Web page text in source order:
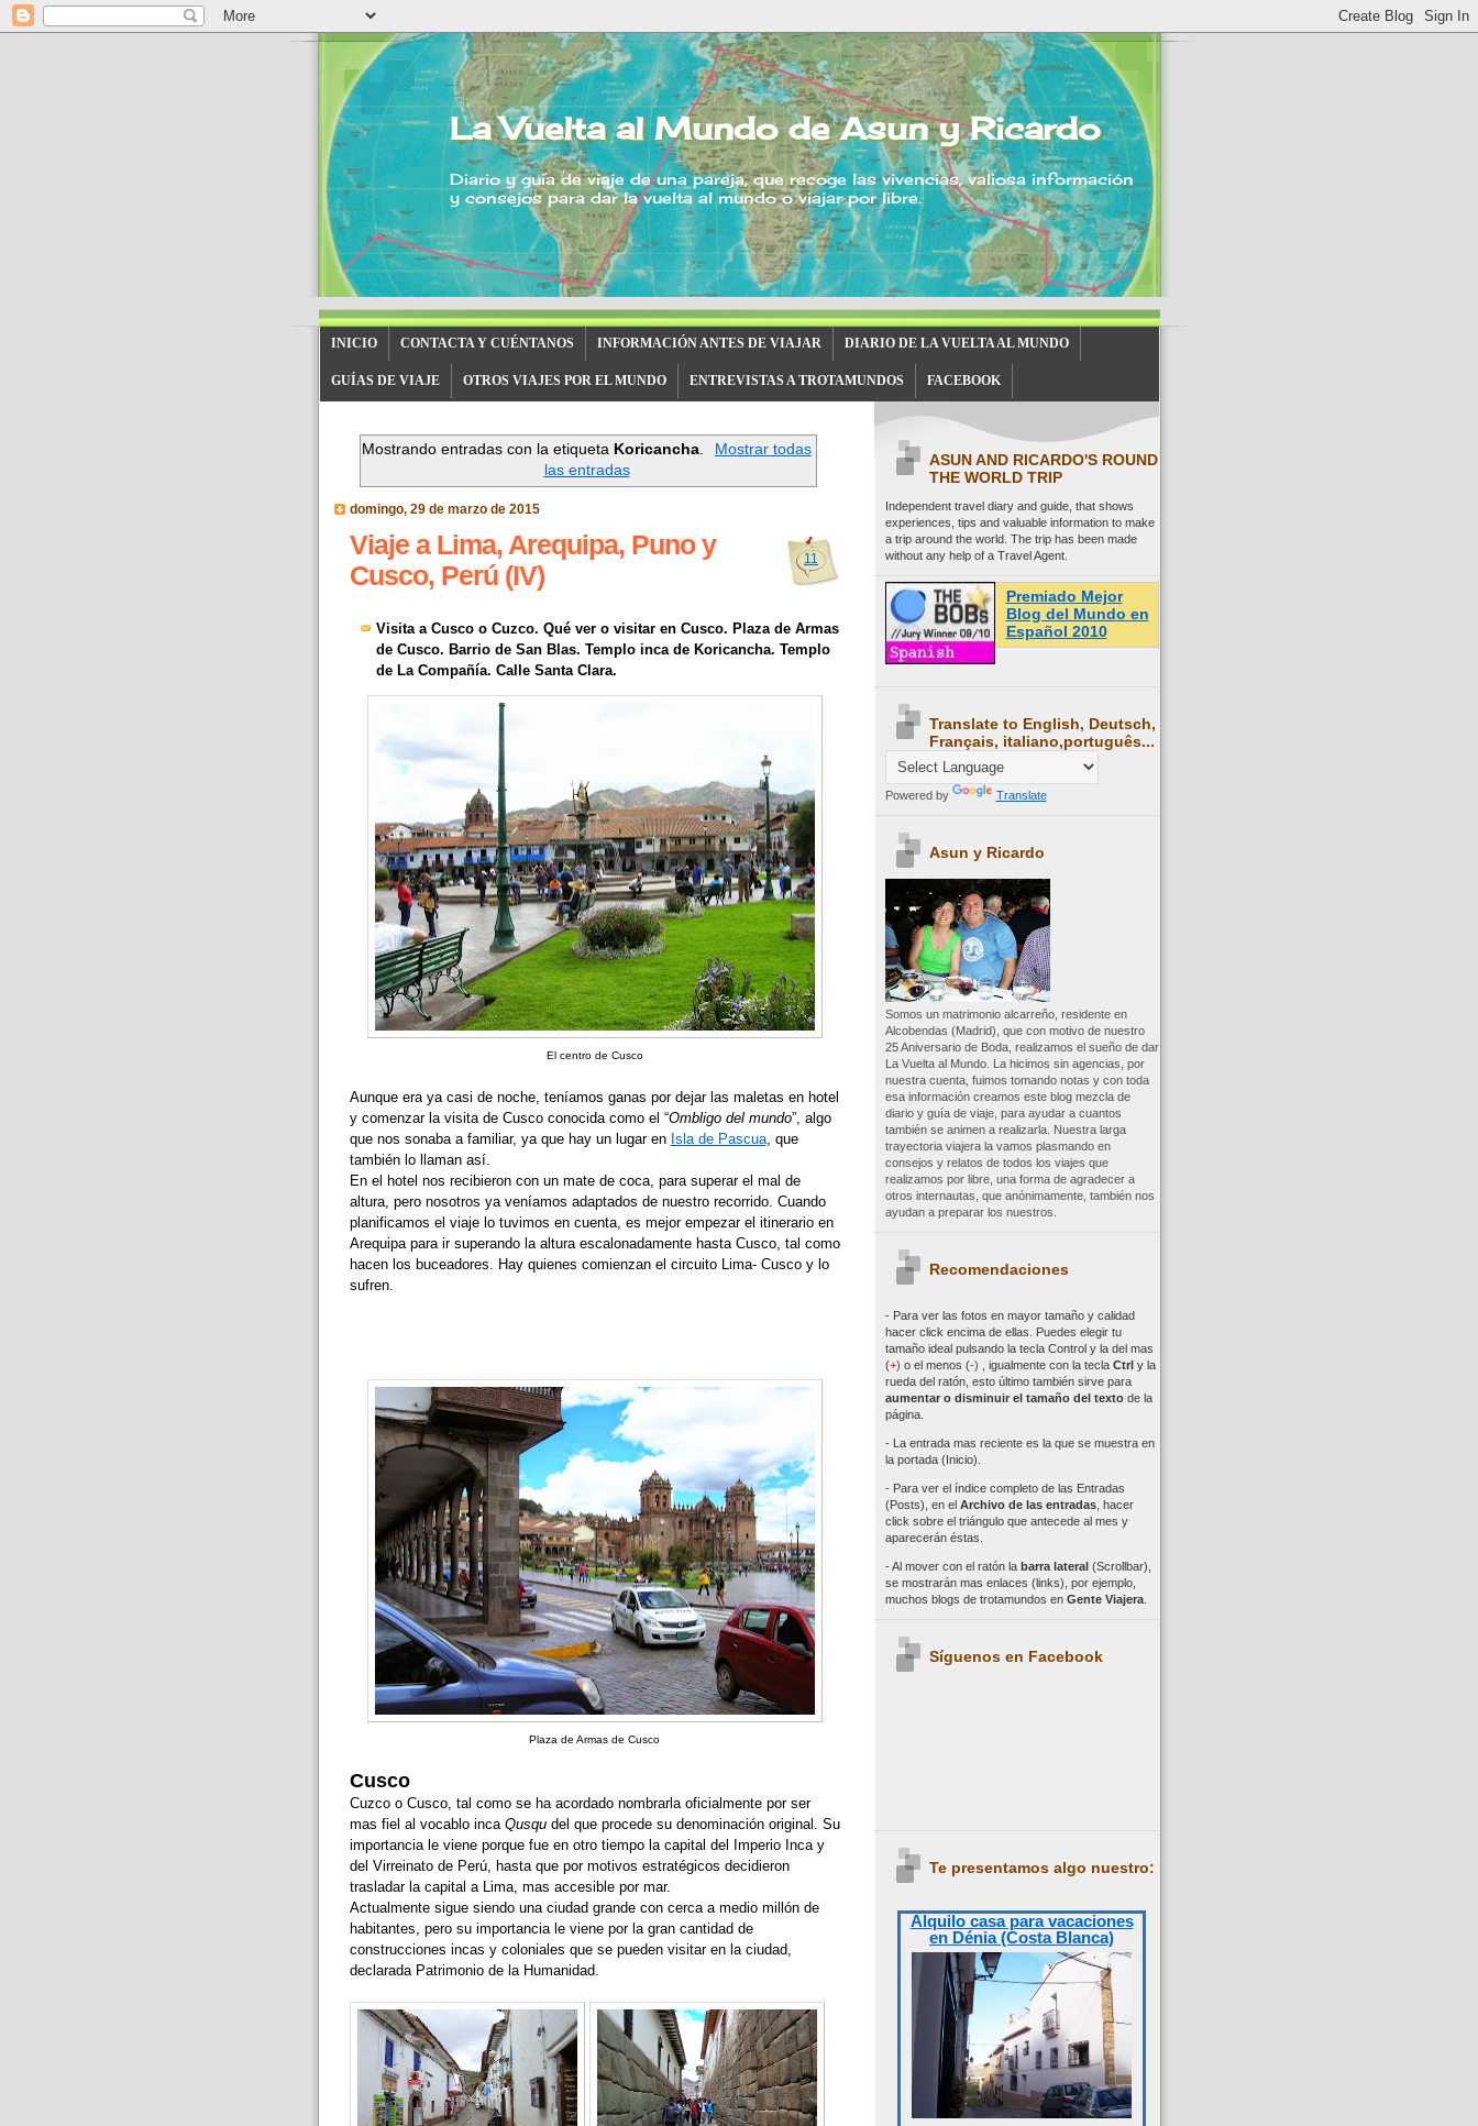
La Vuelta al Mundo de Asun y Ricardo
Diario y guía de viaje de una pareja, que recoge las vivencias, valiosa información
y consejos para dar la vuelta al mundo o viajar por libre.
INICIO CONTACTA Y CUÉNTANOS INFORMACIÓN ANTES DE VIAJAR DIARIO DE LA VUELTA AL MUNDO
GUÍAS DE VIAJE OTROS VIAJES POR EL MUNDO ENTREVISTAS A TROTAMUNDOS FACEBOOK
Mostrando entradas con la etiqueta Koricancha
Mostrar todas
las entradas
domingo, 29 de marzo de 2015
11
Viaje a Lima, Arequipa, Puno y
Cusco, Perú (IV)
Visita a Cusco o Cuzco. Qué ver o visitar en Cusco. Plaza de Armas
de Cusco. Barrio de San Blas. Templo inca de Koricancha. Templo
de La Compañía. Calle Santa Clara.
El centro de Cusco
Aunque era ya casi de noche, teníamos ganas por dejar las maletas en hotel
y comenzar la visita de Cusco conocida como el “Ombligo del mundo”, algo
que nos sonaba a familiar, ya que hay un lugar en Isla de Pascua, que
también lo llaman así.
En el hotel nos recibieron con un mate de coca, para superar el mal de
altura, pero nosotros ya veníamos adaptados de nuestro recorrido. Cuando
planificamos el viaje lo tuvimos en cuenta, es mejor empezar el itinerario en
Arequipa para ir superando la altura escalonadamente hasta Cusco, tal como
hacen los buceadores. Hay quienes comienzan el circuito Lima- Cusco y lo
sufren.
Plaza de Armas de Cusco
Cusco
Cuzco o Cusco, tal como se ha acordado nombrarla oficialmente por ser
mas fiel al vocablo inca Qusqudel que procede su denominación original. Su
importancia le viene porque fue en otro tiempo la capital del Imperio Inca y
del Virreinato de Perú, hasta que por motivos estratégicos decidieron
trasladar la capital a Lima, mas accesible por mar.
Actualmente sigue siendo una ciudad grande con cerca a medio millón de
habitantes, pero su importancia le viene por la gran cantidad de
construcciones incas y coloniales que se pueden visitar en la ciudad,
declarada Patrimonio de la Humanidad.
ASUN AND RICARDO'S ROUND
THE WORLD TRIP
Independent travel diary and guide, that shows
experiences, tips and valuable information to make
a trip around the world. The trip has been made
without any help of a Travel Agent.
Premiado Mejor
Blog del Mundo en
Español 2010
Translate to English, Deutsch,
Français, italiano,português...
Powered by Translate
Asun y Ricardo
Somos un matrimonio alcarreño, residente en
Alcobendas (Madrid), que con motivo de nuestro
25 Aniversario de Boda, realizamos el sueño de dar
La Vuelta al Mundo. La hicimos sin agencias, por
nuestra cuenta, fuimos tomando notas y con toda
esa información creamos este blog mezcla de
diario y guía de viaje, para ayudar a cuantos
también se animen a realizarla. Nuestra larga
trayectoria viajera la vamos plasmando en
consejos y relatos de todos los viajes que
realizamos por libre, una forma de agradecer a
otros internautas, que anónimamente, también nos
ayudan a preparar los nuestros.
Recomendaciones
- Para ver las fotos en mayor tamaño y calidad
hacer click encima de ellas. Puedes elegir tu
tamaño ideal pulsando la tecla Controly la del mas
(+) o el menos (-) igualmente con la tecla Ctrl y la
rueda del ratón, esto último también sirve para
aumentar o disminuir el tamaño del textode la
página.
- La entrada mas reciente es la que se muestra en
la portada (Inicio).
- Para ver el índice completo de las Entradas
(Posts), en el Archivo de las entradas, hacer
click sobre el triángulo que antecede al mes y
aparecerán éstas.
- Al mover con el ratón la barra lateral(Scrollbar),
se mostrarán mas enlaces (links), por ejemplo,
muchos blogs de trotamundos en Gente Viajera.
Síguenos en Facebook
Te presentamos algo nuestro:
Alquilo casa para vacaciones
en Dénia (Costa Blanca)